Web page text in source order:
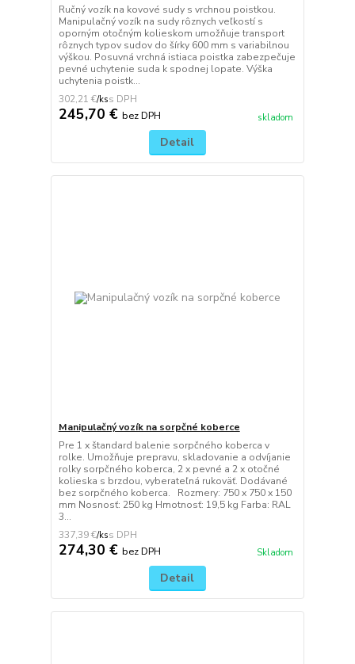
Ručný vozík na kovové sudy s vrchnou poistkou.
Manipulačný vozík na sudy rôznych veľkostí s
oporným otočným kolieskom umožňuje transport
rôznych typov sudov do šírky 600 mm s variabilnou
výškou. Posuvná vrchná istiaca poistka zabezpečuje
pevné uchytenie suda k spodnej lopate. Výška
uchytenia poistk...
302,21 €/ks
245,70 € bez DPH skladom
Detail
Manipulačný vozík na sorpčné koberce
Pre 1 x štandard balenie sorpčného koberca v
rolke. Umožňuje prepravu, skladovanie a odvíjanie
rolky sorpčného koberca, 2 x pevné a 2 x otočné
kolieska s brzdou, vyberateľná rukoväť. Dodávané
bez sorpčného koberca. Rozmery: 750 x 750 x 150
mm Nosnosť: 250 kg Hmotnosť: 19,5 kg Farba: RAL
3...
337,39 €/ks
274,30 € bez DPH Skladom
Detail